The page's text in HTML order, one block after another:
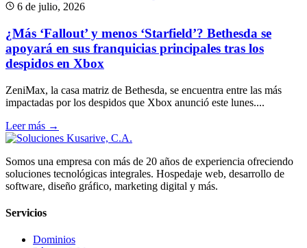
6 de julio, 2026
¿Más ‘Fallout’ y menos ‘Starfield’? Bethesda se
apoyará en sus franquicias principales tras los
despidos en Xbox
ZeniMax, la casa matriz de Bethesda, se encuentra entre las más
impactadas por los despidos que Xbox anunció este lunes....
Leer más →
Somos una empresa con más de 20 años de experiencia ofreciendo
soluciones tecnológicas integrales. Hospedaje web, desarrollo de
software, diseño gráfico, marketing digital y más.
Servicios
Dominios